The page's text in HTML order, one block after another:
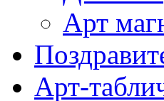
Арт
Арт-